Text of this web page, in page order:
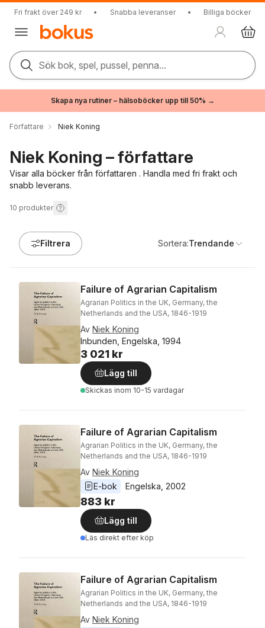
Fri frakt över 249 kr • Snabba leveranser • Billiga böcker
Sök bok, spel, pussel, penna...
Skapa nya rutiner – hälsoböcker upp till 50% →
Författare Niek Koning
Niek Koning – författare
Visar alla böcker från författaren . Handla med fri frakt och
snabb leverans.
10 produkter
Filtrera Sortera:Trendande
Failure of Agrarian Capitalism
Agrarian Politics in the UK, Germany, the
Netherlands and the USA, 1846-1919
Av Niek Koning
Inbunden, Engelska, 1994
3 021 kr
Lägg till
Skickas inom 10-15 vardagar
Failure of Agrarian Capitalism
Agrarian Politics in the UK, Germany, the
Netherlands and the USA, 1846-1919
Av Niek Koning
E-bok
Engelska 2002
883 kr
Lägg till
Läs direkt efter köp
Failure of Agrarian Capitalism
Agrarian Politics in the UK, Germany, the
Netherlands and the USA, 1846-1919
Av Niek Koning